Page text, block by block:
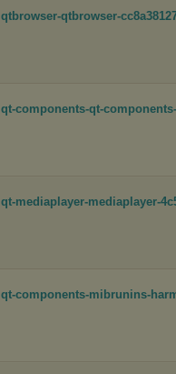
qtbrowser-qtbrowser-
qt-components-qt-
qt-mediaplayer-mediaplayer-
qt-components-mibrunins-